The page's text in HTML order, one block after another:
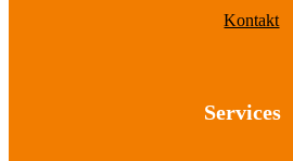
Kontakt
Services